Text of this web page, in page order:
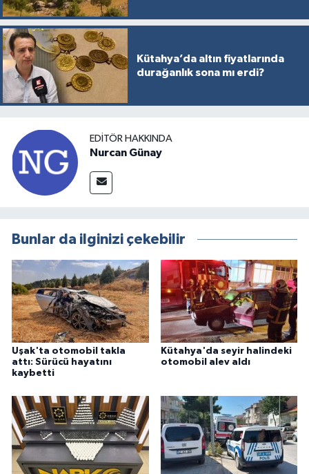
Kütahya’da altın fiyatlarında
durağanlık sona mı erdi?
EDITÖR HAKKINDA
Nurcan Günay
Bunlar da ilginizi çekebilir
Uşak'ta otomobil takla
attı: Sürücü hayatını
kaybetti
Kütahya'da seyir halindeki
otomobil alev aldı